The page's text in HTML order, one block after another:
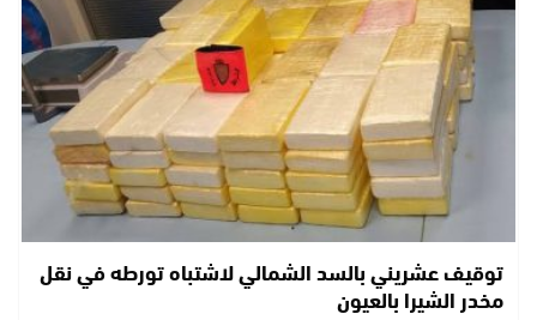
توقيف عشريني بالسد الشمالي لاشتباه تورطه في نقل
مخدر الشيرا بالعيون